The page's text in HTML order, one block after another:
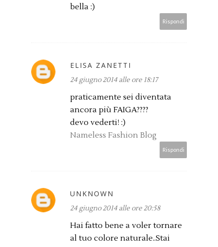
bella :)
Rispondi
ELISA ZANETTI
24 giugno 2014 alle ore 18:17
praticamente sei diventata
ancora più FAIGA????
devo vederti! :)
Nameless Fashion Blog
Rispondi
UNKNOWN
24 giugno 2014 alle ore 20:58
Hai fatto bene a voler tornare
al tuo colore naturale..Stai